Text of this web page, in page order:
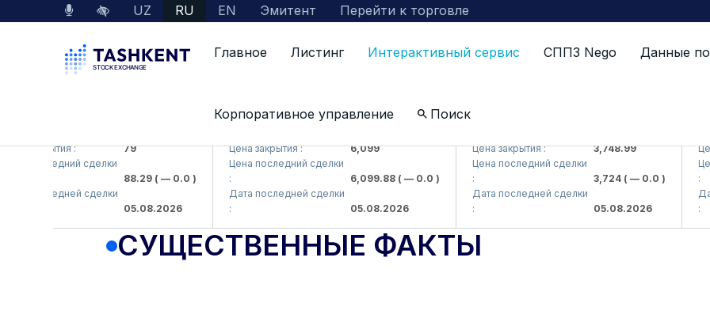
UZ RU EN Эмитент Перейти к торговле
Главное Листинг Интерактивный сервис СППЗ Nego Данные
Корпоративное управление Поиск
закрытия :
79
последний сделки
88.29( — 0.0 )
последней сделки
05.08.2026
Цена закрытия :
6,099
Цена последний сделки
6,099.88( — 0.0 )
Дата последней сделки
05.08.2026
Цена закрытия :
3,748.99
Цена последний сделки
3,724( — 0.0 )
Дата последней сделки
05.08.2026
Цена
Цена
Дата
СУЩЕСТВЕННЫЕ ФАКТЫ